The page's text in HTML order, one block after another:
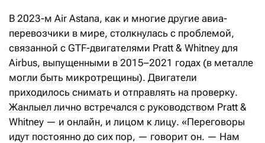
В 2023-м Air Astana, как и многие другие авиа­
перевозчики в мире, столкнулась с проблемой,
связанной с GTF-двигателями Pratt & Whitney для
Airbus, выпущенными в 2015–2021 годах (в металле
могли быть микротрещины). Двигатели
приходилось снимать и отправлять на проверку.
Жанлыел лично встречался с руководством Pratt &
Whitney — и онлайн, и лицом к лицу. «Переговоры
идут постоянно до сих пор, — говорит он. — Нам